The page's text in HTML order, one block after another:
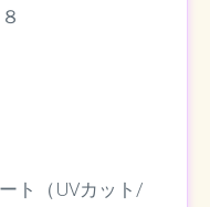
ト（UVカット/